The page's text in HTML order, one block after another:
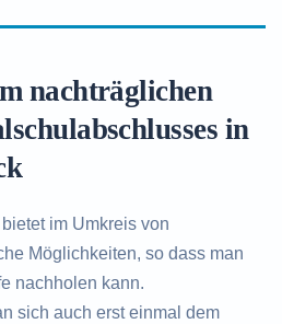
nachträglichen
in
im Umkreis von
Möglichkeiten, so dass man
nachholen kann.
sich auch erst einmal dem